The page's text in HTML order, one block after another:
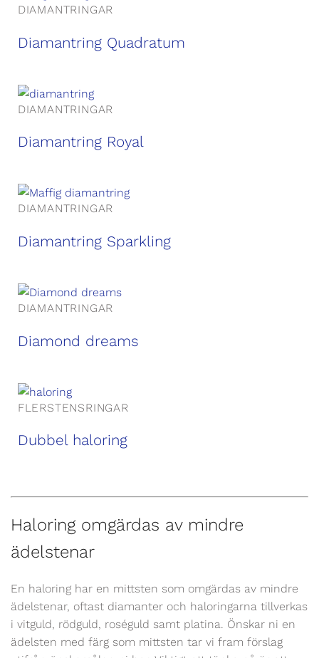
DIAMANTRINGAR
Diamantring Quadratum
DIAMANTRINGAR
Diamantring Royal
DIAMANTRINGAR
Diamantring Sparkling
DIAMANTRINGAR
Diamond dreams
FLERSTENSRINGAR
Dubbel haloring
Haloring omgärdas av mindre
ädelstenar
En haloring har en mittsten som omgärdas av mindre
ädelstenar, oftast diamanter och haloringarna tillverkas
i vitguld, rödguld, roséguld samt platina. Önskar ni en
ädelsten med färg som mittsten tar vi fram förslag